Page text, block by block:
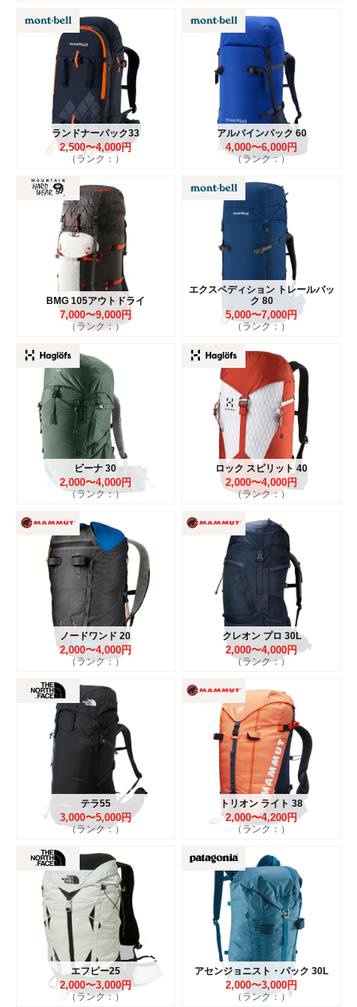
ランドナーパック33
2,500〜4,000円
（ランク：）
アルパインパック 60
4,000〜6,000円
（ランク：）
BMG 105アウトドライ
7,000〜9,000円
（ランク：）
エクスペディション トレールパッ
ク 80
5,000〜7,000円
（ランク：）
ビーナ 30
2,000〜4,000円
（ランク：）
ロック スピリット 40
2,000〜4,000円
（ランク：）
ノードワンド 20
2,000〜4,000円
（ランク：）
クレオン プロ 30L
2,000〜4,000円
（ランク：）
テラ55
3,000〜5,000円
（ランク：）
トリオン ライト 38
2,000〜4,200円
（ランク：）
エフピー25
2,000〜3,000円
（ランク：）
アセンジョニスト・パック 30L
2,000〜3,000円
（ランク：）